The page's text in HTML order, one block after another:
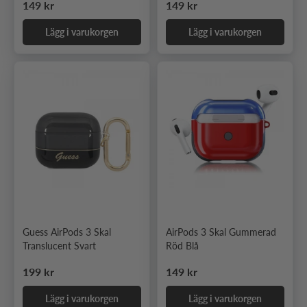
Ordinarie pris
149 kr
Lägg i varukorgen
Ordinarie pris
149 kr
Lägg i varukorgen
Guess AirPods 3 Skal
Translucent Svart
Ordinarie pris
199 kr
Lägg i varukorgen
AirPods 3 Skal Gummerad
Röd Blå
Ordinarie pris
149 kr
Lägg i varukorgen